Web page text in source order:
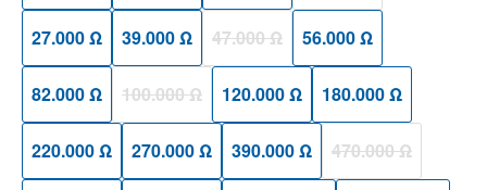
27.000 Ω 39.000 Ω 47.000 Ω(Diese Option ist zurzeit nicht
56.000 Ω
82.000 Ω 100.000 Ω(Diese Option ist zurzeit nicht verfügbar.)
120.000 Ω 180.000 Ω
220.000 Ω 270.000 Ω 390.000 Ω 470.000 Ω(Diese Option ist